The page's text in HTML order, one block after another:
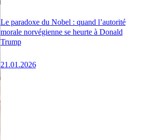
Le paradoxe du Nobel : quand l’autorité
morale norvégienne se heurte à Donald
Trump
21.01.2026